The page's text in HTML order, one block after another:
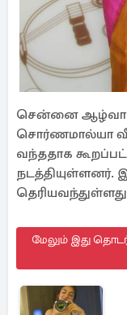
சென்னை
சொர்ணமால்யா
வந்ததாக
நடத்தியுள்ளனர்.
மேலும் இது